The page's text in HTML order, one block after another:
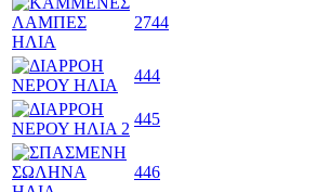
2744
444
445
446